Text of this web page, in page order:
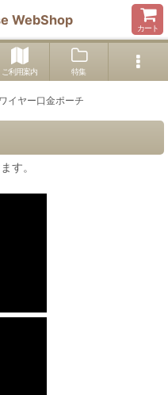
WebShop
カート
ご利用案内 特集
ワイヤー口金ポーチ
す。